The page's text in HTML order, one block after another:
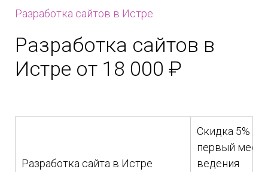
Разработка сайтов в Истре
Разработка сайтов в
Истре от 18 000 ₽
Разработка сайта в Истре
Скидка 5% на
первый
ведения